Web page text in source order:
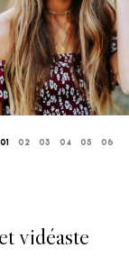
01 02 03 04 05 06
vidéaste
MODE